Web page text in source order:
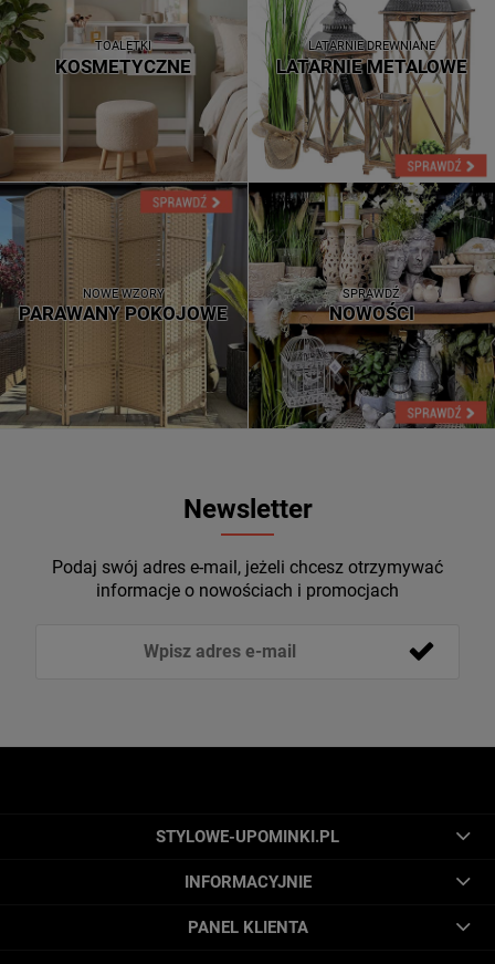
TOALETKI
KOSMETYCZNE
LATARNIE DREWNIANE
LATARNIE METALOWE
NOWE WZORY
PARAWANY POKOJOWE
SPRAWDŹ
NOWOŚCI
Newsletter
Podaj swój adres e-mail, jeżeli chcesz otrzymywać
informacje o nowościach i promocjach
STYLOWE-UPOMINKI.PL
INFORMACYJNIE
PANEL KLIENTA